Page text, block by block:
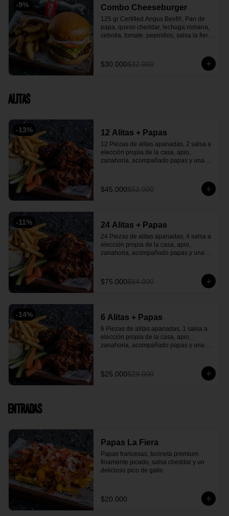
-9% Combo Cheeseburger
125 gr Certified Angus Beef®, Pan de
papa, queso cheddar, lechuga romana,
cebolla, tomate, pepinillos, salsa la fiera,
$30.000$32.900
Alitas
-13% 12 Alitas + Papas
12 Piezas de alitas apanadas, 2 salsa a
elección propia de la casa, apio,
zanahoria, acompañado papas y una
$45.000$52.000
-11% 24 Alitas + Papas
24 Piezas de alitas apanadas, 4 salsa a
elección propia de la casa, apio,
zanahoria, acompañado papas y una
$75.000$84.000
-14% 6 Alitas + Papas
6 Piezas de alitas apanadas, 1 salsa a
elección propia de la casa, apio,
zanahoria, acompañado papas y una
$25.000$29.000
Entradas
Papas La Fiera
Papas francesas, tocineta premium
finamente picado, salsa cheddar y un
delicioso pico de gallo
$20.000